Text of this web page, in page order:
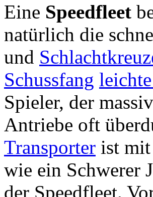
Eine Speedfleet
natürlich die
und
Schussfang
Spieler, der
Antriebe oft
Transporter ist mit
wie ein Schwerer
der Speedfleet.